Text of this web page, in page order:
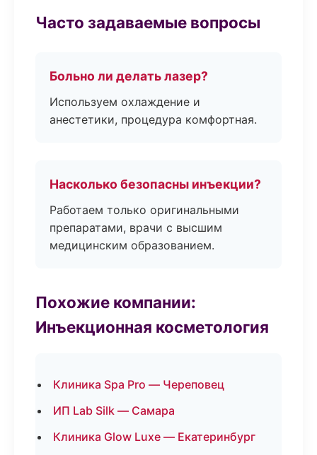
Часто задаваемые вопросы
Больно ли делать лазер?
Используем охлаждение и
анестетики, процедура комфортная.
Насколько безопасны инъекции?
Работаем только оригинальными
препаратами, врачи с высшим
медицинским образованием.
Похожие компании:
Инъекционная косметология
Клиника Spa Pro — Череповец
ИП Lab Silk — Самара
Клиника Glow Luxe — Екатеринбург